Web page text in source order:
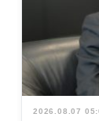
2026.08.07